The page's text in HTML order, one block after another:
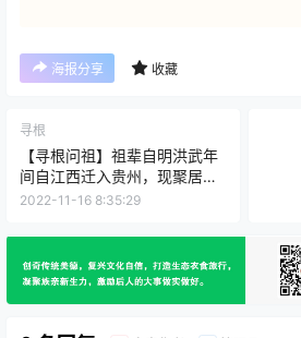
海报分享 收藏
寻根
【寻根问祖】祖辈自明洪武年
间自江西迁入贵州，现聚居于
镇远各乡镇
2022-11-16 8:35:29